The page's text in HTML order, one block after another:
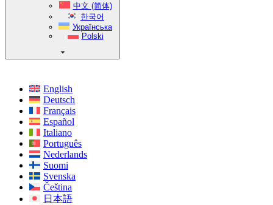
中文 (简体)
한국어
Українська
Polski
English
Deutsch
Français
Español
Italiano
Português
Nederlands
Suomi
Svenska
Čeština
日本語